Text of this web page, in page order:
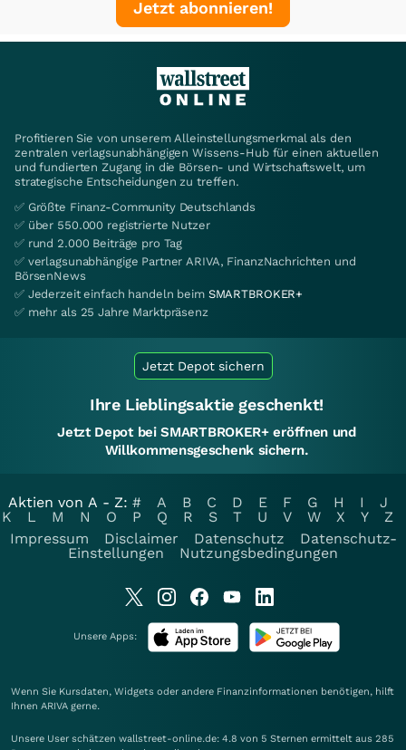
Jetzt abonnieren!
Profitieren Sie von unserem Alleinstellungsmerkmal als den
zentralen verlagsunabhängigen Wissens-Hub für einen aktuellen
und fundierten Zugang in die Börsen- und Wirtschaftswelt, um
strategische Entscheidungen zu treffen.
✅ Größte Finanz-Community Deutschlands
✅ über 550.000 registrierte Nutzer
✅ rund 2.000 Beiträge pro Tag
✅ verlagsunabhängige Partner ARIVA, FinanzNachrichten und
BörsenNews
✅ Jederzeit einfach handeln beim SMARTBROKER+
✅ mehr als 25 Jahre Marktpräsenz
Jetzt Depot sichern
Ihre Lieblingsaktie geschenkt!
Jetzt Depot bei SMARTBROKER+ eröffnen und
Willkommensgeschenk sichern.
Aktien von A - Z: # A B C D E F G H I
J
K
L M N O P Q R S T U V W X Y
Z
Impressum
Disclaimer Datenschutz
Datenschutz-
Einstellungen
Nutzungsbedingungen
Unsere Apps:
Wenn Sie Kursdaten, Widgets oder andere Finanzinformationen benötigen, hilft
Ihnen ARIVA gerne.
Unsere User schätzen wallstreet-online.de: 4.8 von 5 Sternen ermittelt aus 285